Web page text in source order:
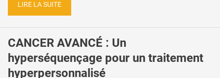
LIRE LA SUITE
CANCER AVANCÉ : Un
hyperséquençage pour un traitement
hyperpersonnalisé